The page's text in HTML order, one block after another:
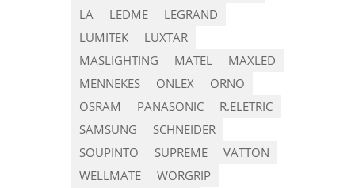
LA
LEDME
LEGRAND
LUMITEK
LUXTAR
MASLIGHTING
MATEL
MAXLED
MENNEKES
ONLEX
ORNO
OSRAM
PANASONIC
R.ELETRIC
SAMSUNG
SCHNEIDER
SOUPINTO
SUPREME
VATTON
WELLMATE
WORGRIP